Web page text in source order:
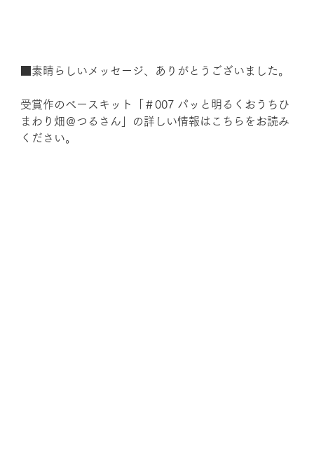
■素晴らしいメッセージ、ありがとうございました。
受賞作のベースキット「＃007 パッと明るくおうちひ
まわり畑＠つるさん
の詳しい情報はこちらをお読み
ください。